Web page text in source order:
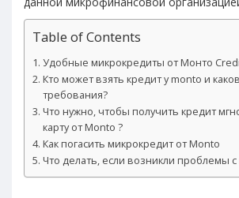
Table of Contents
Удобные микрокредиты от Монто
Кто может взять кредит у monto и
требования?
Что нужно, чтобы получить кредит
карту от Monto ?
Как погасить микрокредит от Monto
Что делать, если возникли проблемы